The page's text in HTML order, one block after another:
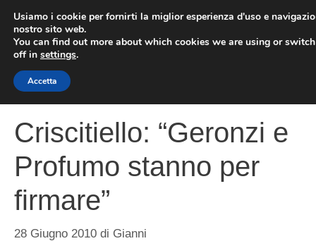
contenuto
Criscitiello: “Geronzi e
Profumo stanno per
firmare”
28 Giugno 2010 di Gianni
Usiamo i cookie per fornirti la miglior esperienza d'uso e
nostro sito web.
You can find out more about which cookies we are using or
off in settings.
Accetta